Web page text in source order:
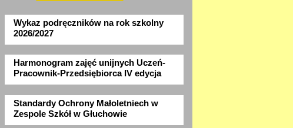
Wykaz podręczników na rok szkolny
2026/2027
Harmonogram zajęć unijnych Uczeń-
Pracownik-Przedsiębiorca IV edycja
Standardy Ochrony Małoletniech w
Zespole Szkół w Głuchowie